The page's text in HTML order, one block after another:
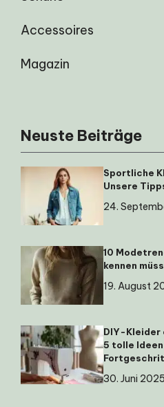
Accessoires
Magazin
Neuste Beiträge
Sportliche
Unsere
24.
10
kennen
19. August
DIY-Kleider
5 tolle
30. Juni 2025